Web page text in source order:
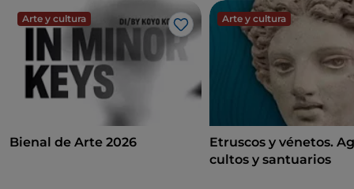
Arte y cultura
Me gusta
Bienal de Arte 2026
Arte y cultura
Etruscos y vénetos.
cultos y santuarios